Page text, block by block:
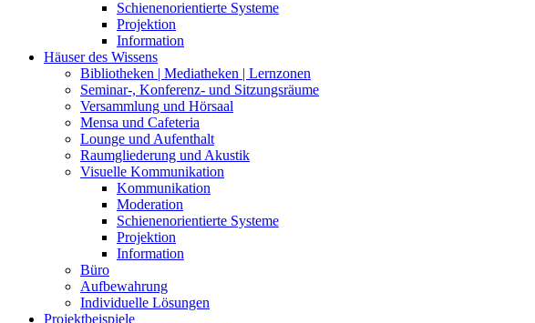
Schienenorientierte Systeme
Projektion
Information
Häuser des Wissens
Bibliotheken | Mediatheken | Lernzonen
Seminar-, Konferenz- und Sitzungsräume
Versammlung und Hörsaal
Mensa und Cafeteria
Lounge und Aufenthalt
Raumgliederung und Akustik
Visuelle Kommunikation
Kommunikation
Moderation
Schienenorientierte Systeme
Projektion
Information
Büro
Aufbewahrung
Individuelle Lösungen
Projektbeispiele